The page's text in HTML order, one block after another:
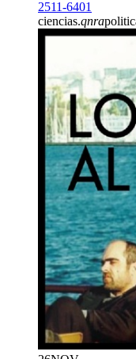
2511-6401
ciencias.qnra